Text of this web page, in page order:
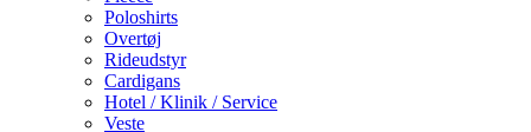
Poloshirts
Overtøj
Rideudstyr
Cardigans
Hotel / Klinik / Service
Veste